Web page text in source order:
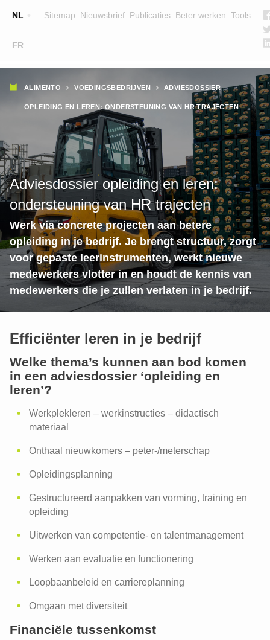
NL
FR
Sitemap Nieuwsbrief Publicaties Beter werken Tools
Main
navigation
WIE ZIJN WE
TEAM
CONTACT
Kruimelpad
ALIMENTO VOEDINGSBEDRIJVEN ADVIESDOSSIER
OPLEIDING EN LEREN: ONDERSTEUNING VAN HR TRAJECTEN
Adviesdossier opleiding en leren:
ondersteuning van HR trajecten
Werk via concrete projecten aan betere
opleiding in je bedrijf. Je brengt structuur, zorgt
voor gepaste leerinstrumenten, werkt nieuwe
medewerkers vlotter in en houdt de kennis van
medewerkers die je zullen verlaten in je bedrijf.
Efficiënter leren in je bedrijf
Welke thema’s kunnen aan bod komen
in een adviesdossier ‘opleiding en
leren’?
Werkplekleren – werkinstructies – didactisch
materiaal
Onthaal nieuwkomers – peter-/meterschap
Opleidingsplanning
Gestructureerd aanpakken van vorming, training en
opleiding
Uitwerken van competentie- en talentmanagement
Werken aan evaluatie en functionering
Loopbaanbeleid en carriereplanning
Omgaan met diversiteit
Financiële tussenkomst
HR scan
Aanwerving en onthaal
Loopbaanbeleid
vindt?
Vorming, training en opleiding
Ontslag en herstructurering
Opvolgen en evalueren